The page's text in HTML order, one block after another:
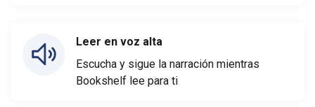
Leer en voz alta
Escucha y sigue la narración mientras
Bookshelf lee para ti